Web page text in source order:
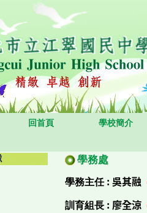
回首頁 學校簡介
學務處
學務主任: 吳其融
訓育組長 : 廖全涼